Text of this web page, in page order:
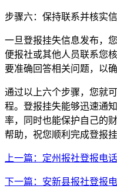
步骤六：保持联系并核实
一旦登报挂失信息发布，
便报社或其他人员联系您
要准确回答相关问题，以
通过以上六个步骤，您就
程。登报挂失能够迅速通
率，同时也能保护自己的
帮助，祝您顺利完成登报挂
上一篇：定州报社登报电话
下一篇：安新县报社登报